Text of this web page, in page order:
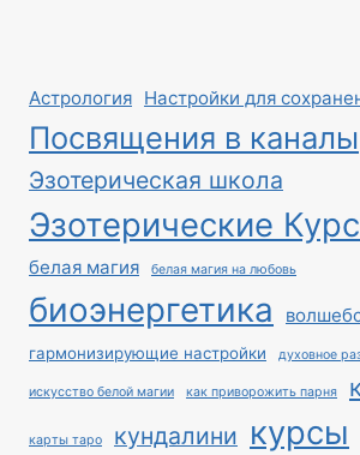
Астрология Настройки для
Посвящения в каналы
Эзотерическая школа
Эзотерические
белая магия белая магия на любовь
биоэнергетика
гармонизирующие настройки духовное
искусство белой магии как приворожить парня
карты таро кундалини курсы